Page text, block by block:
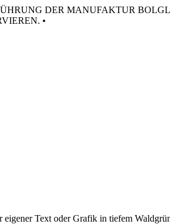
DER MANUFAKTUR
•
Text oder Grafik in tiefem